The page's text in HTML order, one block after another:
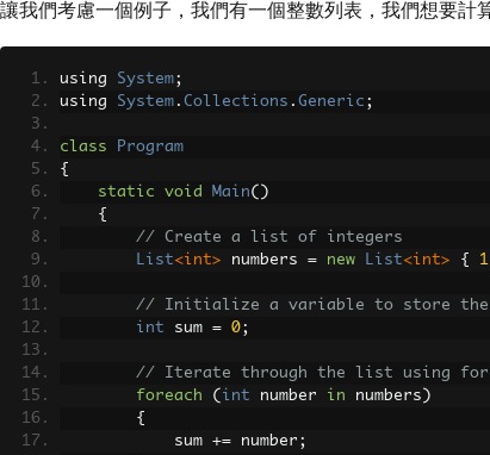
讓我們考慮一個例子，我們有一個整數列表，我們想要計
using System;
using System . Collections . Generic ;
class
Program
{
static
void Main()
{
// Create a list of integers
List<int> numbers = new List<int> { 1
// Initialize a variable to store the
int sum = 0;
// Iterate through the list using
foreach
( int number in numbers )
{
            sum
+= number ;